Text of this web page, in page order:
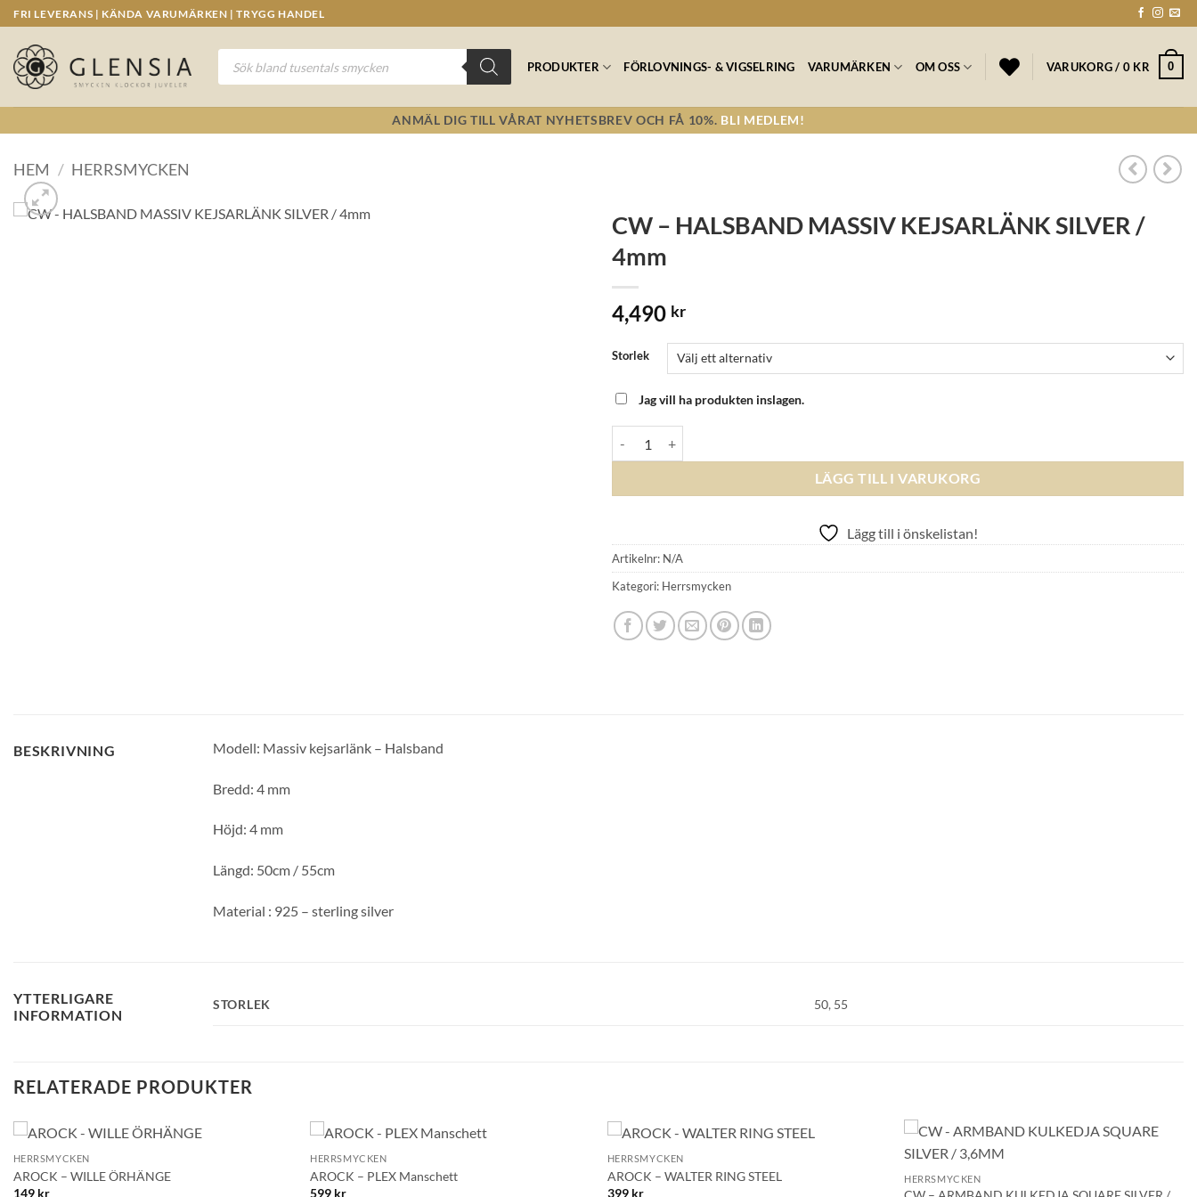
Skip
to
content
FRI LEVERANS | KÄNDA VARUMÄRKEN | TRYGG HANDEL
Produktsökning
PRODUKTER FÖRLOVNINGS- & VIGSELRING VARUMÄRKEN OM OSS VARUKORG / 0 KR 0
ANMÄL DIG TILL VÅRAT NYHETSBREV OCH FÅ 10%. BLI MEDLEM!
HEM / HERRSMYCKEN
CW – HALSBAND MASSIV KEJSARLÄNK SILVER /
4mm
4,490 kr
Storlek
Jag vill ha produkten inslagen.
LÄGG TILL I VARUKORG
Lägg till i önskelistan!
Artikelnr: N/A
Kategori: Herrsmycken
BESKRIVNING Modell: Massiv kejsarlänk – Halsband
Bredd: 4 mm
Höjd: 4 mm
Längd: 50cm / 55cm
Material : 925 – sterling silver
YTTERLIGARE
INFORMATION
STORLEK 50, 55
RELATERADE PRODUKTER
+
HERRSMYCKEN
AROCK – WILLE ÖRHÄNGE
149 kr
+
HERRSMYCKEN
AROCK – PLEX Manschett
599 kr
+
HERRSMYCKEN
AROCK – WALTER RING STEEL
399 kr
+
HERRSMYCKEN
GLENSIA KUNDKLUBB